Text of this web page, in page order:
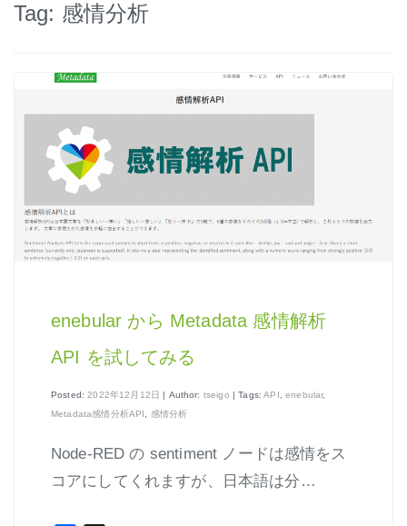
はじめよう、enebular (2)
はじめよう、enebular (3)
はじめよう、enebular (4)
はじめよう、enebular (5)
ノーコードで地図アプリ制作を体験
Node-REDの基本的な使い方
エージェント実行環境
Tag: 感情分析
enebular から Metadata 感情解析
API を試してみる
Posted:2022年12月12日 | Author: tseigo | Tags:API ,enebular,
Metadata感情分析API , 感情分析
Node-RED の sentiment ノードは感情をス
コアにしてくれますが、日本語は分…